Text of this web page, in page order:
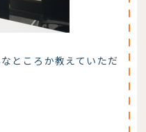
ところか教えていただ